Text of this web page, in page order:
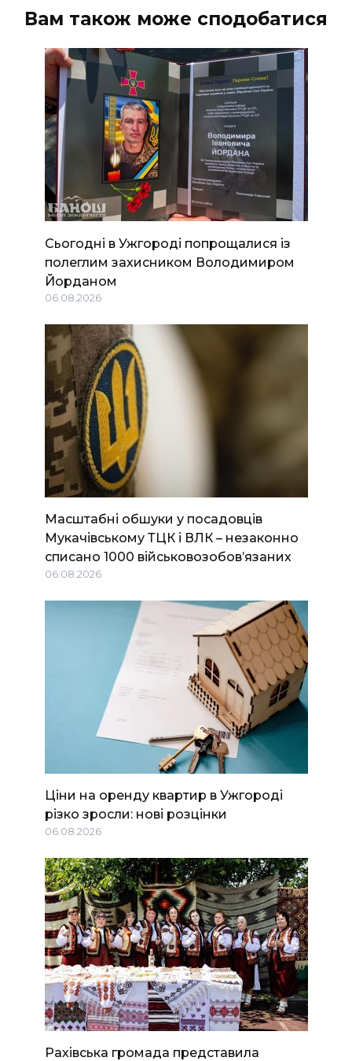
Вам також може сподобатися
Сьогодні в Ужгороді попрощалися із
полеглим захисником Володимиром
Йорданом
06.08.2026
Масштабні обшуки у посадовців
Мукачівському ТЦК і ВЛК – незаконно
списано 1000 військовозобов’язаних
06.08.2026
Ціни на оренду квартир в Ужгороді
різко зросли: нові розцінки
06.08.2026
Рахівська громада представила